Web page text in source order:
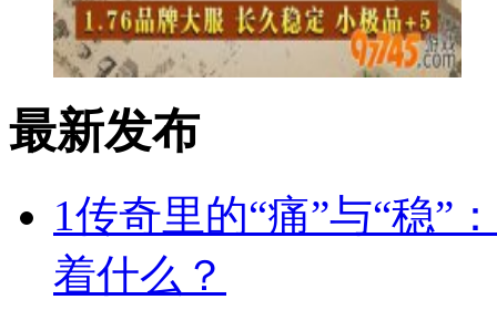
最新发布
1传奇里的“痛”与“稳”
着什么？